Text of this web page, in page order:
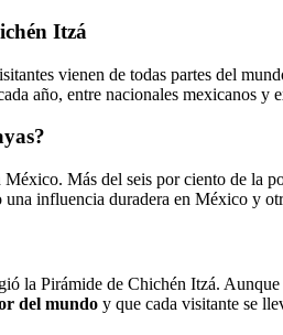
Itzá
vienen de todas partes del
año, entre nacionales mexicanos y
Más del seis por ciento de la
influencia duradera en México y
Pirámide de Chichén Itzá. Aunque
del mundo y que cada visitante se